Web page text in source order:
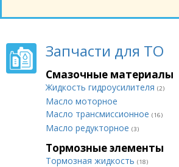
Запчасти для ТО
Смазочные материалы
Жидкость гидроусилителя (2)
Масло моторное
Масло трансмиссионное (16)
Масло редукторное (3)
Тормозные элементы
Тормозная жидкость (18)